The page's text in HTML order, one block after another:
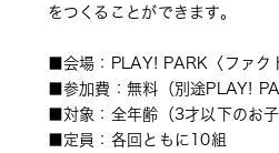
をつくることができます。
■会場：PLAY! PARK〈ファク
■参加費：無料（別途PLAY!
■対象：全年齢（3才以下のお
■定員：各回ともに10組